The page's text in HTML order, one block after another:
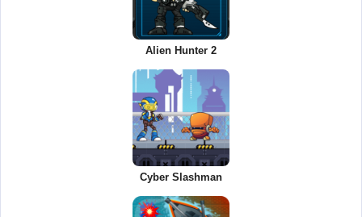
Alien Hunter 2
Cyber Slashman